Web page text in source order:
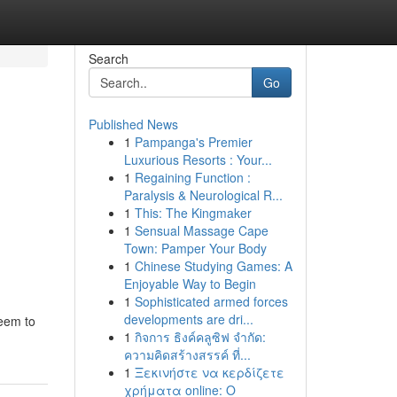
to
Search
Go
Published News
1 Pampanga's Premier
Luxurious Resorts : Your...
1 Regaining Function :
Paralysis & Neurological R...
1 This: The Kingmaker
1 Sensual Massage Cape
Town: Pamper Your Body
1 Chinese Studying Games: A
Enjoyable Way to Begin
1 Sophisticated armed forces
developments are dri...
1 กิจการ ธิงค์คลูซิฟ จำกัด:
ความคิดสร้างสรรค์ ที่...
1 Ξεκινήστε να κερδίζετε
χρήματα online: Ο